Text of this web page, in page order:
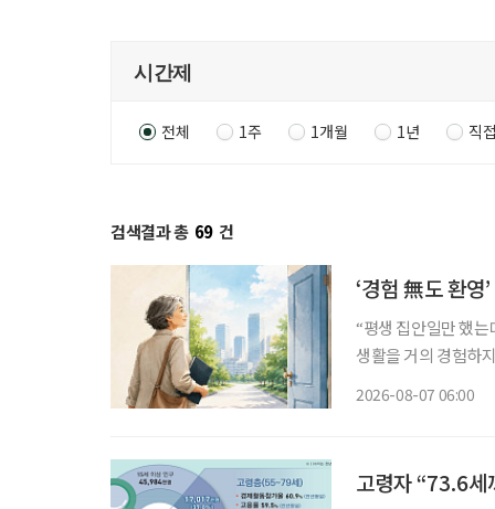
전체 1주 1개월 1년 직
검색결과 총 69 건
‘경험 無도 환영
“평생 집안일만 했
생활을 거의 경험하
2026-08-07 06:00
고령자 “73.6세